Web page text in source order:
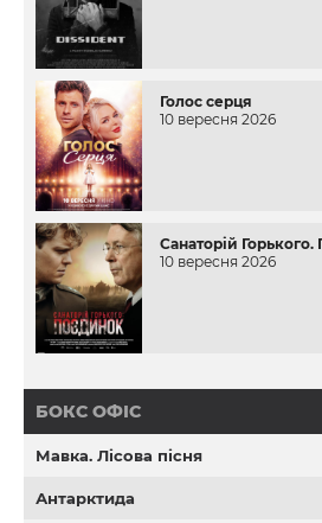
Голос серця
10 вересня 2026
Санаторій
10 вересня 2026
БОКС ОФІС
Мавка. Лісова пісня
Антарктида